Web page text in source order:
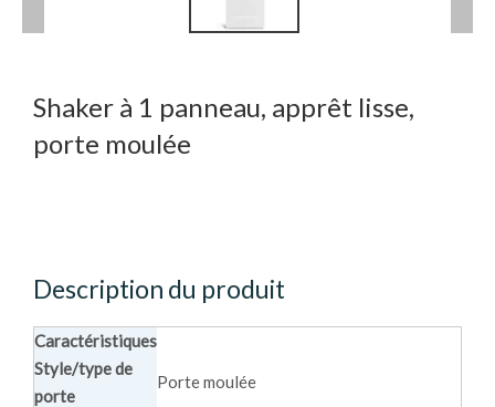
Shaker à 1 panneau, apprêt lisse,
porte moulée
Description du produit
Caractéristiques
Style/type de
porte
Porte moulée